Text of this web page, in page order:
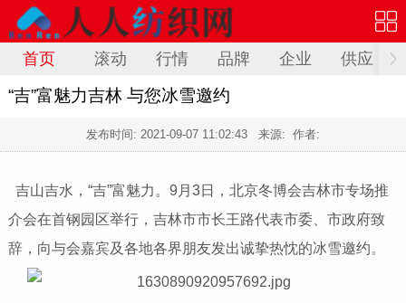
首页 滚动 行情 品牌 企业 供应
“吉”富魅力吉林 与您冰雪邀约
发布时间: 2021-09-07 11:02:43 来源: 作者:
吉山吉水，“吉”富魅力。9月3日，北京冬博会吉林市专场推
介会在首钢园区举行，吉林市市长王路代表市委、市政府致
辞，向与会嘉宾及各地各界朋友发出诚挚热忱的冰雪邀约。